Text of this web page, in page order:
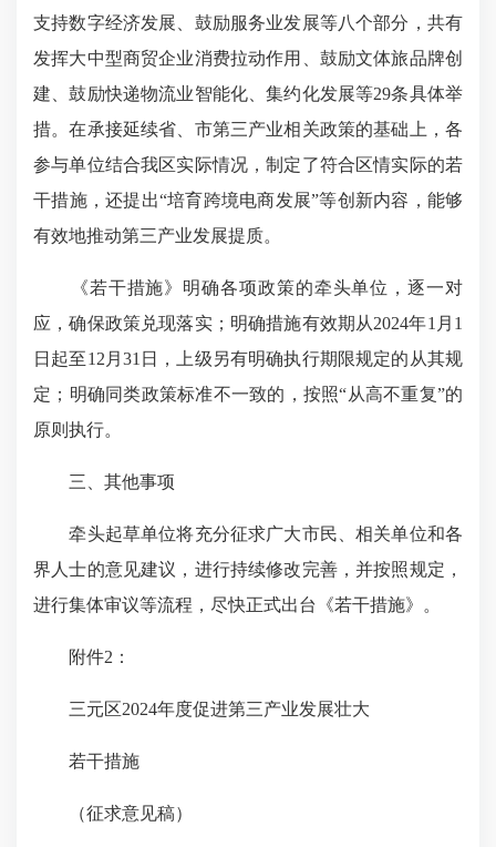
支持数字经济发展、鼓励服务业发展等八个部分，共有
发挥大中型商贸企业消费拉动作用、鼓励文体旅品牌创
建、鼓励快递物流业智能化、集约化发展等29条具体举
措。在承接延续省、市第三产业相关政策的基础上，各
参与单位结合我区实际情况，制定了符合区情实际的若
干措施，还提出“培育跨境电商发展”等创新内容，能够
有效地推动第三产业发展提质。
《若干措施》明确各项政策的牵头单位，逐一对
应，确保政策兑现落实；明确措施有效期从2024年1月1
日起至12月31日，上级另有明确执行期限规定的从其规
定；明确同类政策标准不一致的，按照“从高不重复”的
原则执行。
三、其他事项
牵头起草单位将充分征求广大市民、相关单位和各
界人士的意见建议，进行持续修改完善，并按照规定，
进行集体审议等流程，尽快正式出台《若干措施》。
附件2：
三元区2024年度促进第三产业发展壮大
若干措施
（征求意见稿）